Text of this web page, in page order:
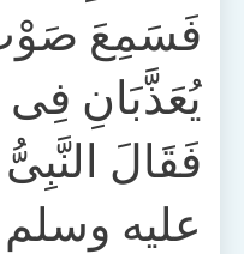
فَسَمِعَ
يُعَذَّبَانِ فِى
فَقَالَ
عليه وسلم